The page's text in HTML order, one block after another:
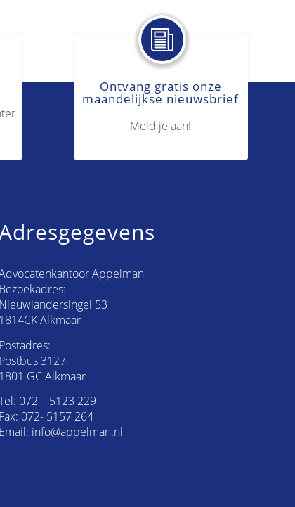
Ontvang gratis onze
maandelijkse nieuwsbrief
Meld je aan!
Appelman
Bezoekadres:
Nieuwlandersingel 53
1814CK Alkmaar
Postadres:
Postbus 3127
1801 GC Alkmaar
072 – 5123 229
Fax: 072- 5157 264
Email: info@appelman.nl